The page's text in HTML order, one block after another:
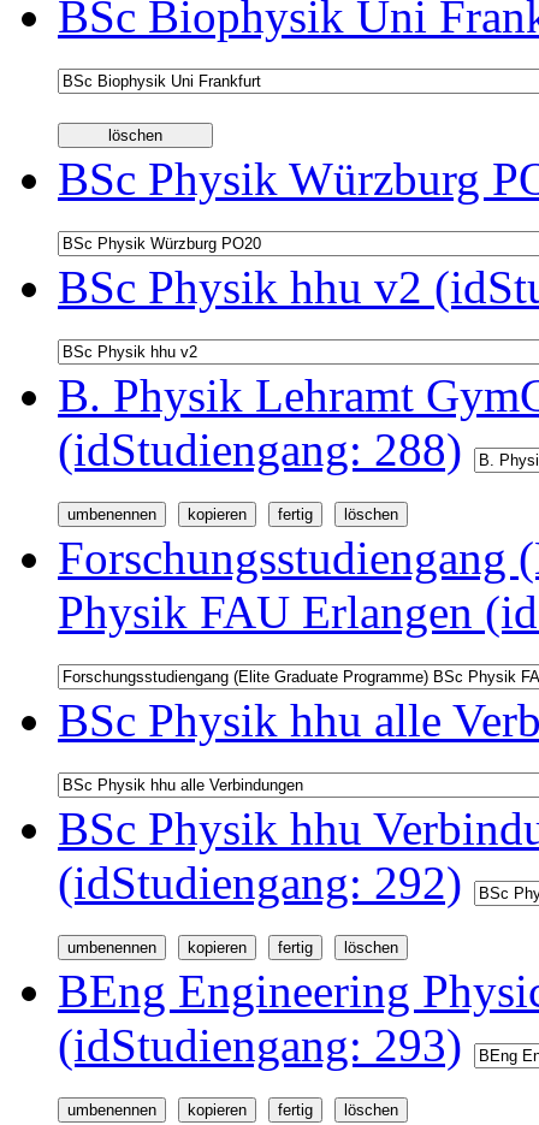
BSc Biophysik Uni
BSc Physik Würzburg
BSc Physik hhu v2
B. Physik Lehramt
(idStudiengang: 288)
Forschungsstudiengang
Physik FAU Erlangen
BSc Physik hhu alle
BSc Physik hhu
(idStudiengang: 292)
BEng Engineering
(idStudiengang: 293)